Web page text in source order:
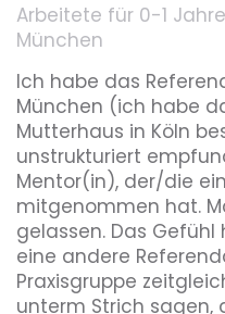
Arbeitete für 0-1 Jahre
München
Ich habe das
München (ich habe
Mutterhaus in Köln
unstrukturiert
Mentor(in), der/die
mitgenommen hat.
gelassen. Das
eine andere
Praxisgruppe
unterm Strich sagen,